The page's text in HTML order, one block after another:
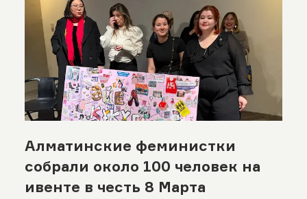
Алматинские феминистки
собрали около 100 человек на
ивенте в честь 8 Марта